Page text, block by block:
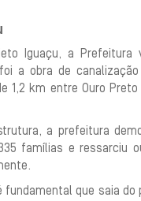
Iguaçu, a Prefeitura
a obra de
km entre Ouro Preto
a prefeitura
famílias e ressarciu
que saia do